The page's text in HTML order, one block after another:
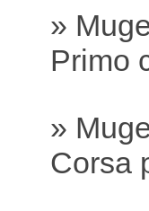
»
Primo
»
Corsa